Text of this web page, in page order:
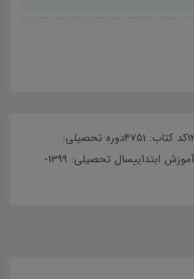
تاریخ ارسال 1399/05/13کد کتاب: 4751دوره تحصیلی:
راهنمای تدریس›دوره آموزش ابتداییسال تحصیلی: 1399-